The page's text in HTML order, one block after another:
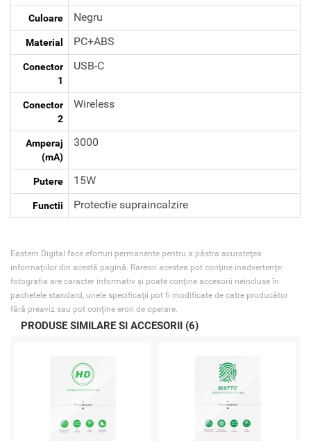
Culoare Negru
Material PC+ABS
Conector
1
USB-C
Conector
2
Wireless
Amperaj
(mA)
3000
Putere 15W
Functii Protectie supraincalzire
Eastern Digital face eforturi permanente pentru a păstra acurateţea
informaţiilor din acestă pagină. Rareori acestea pot conţine inadvertenţe:
fotografia are caracter informativ şi poate conţine accesorii neincluse în
pachetele standard, unele specificaţii pot fi modificate de catre producător
fără preaviz sau pot conţine erori de operare.
PRODUSE SIMILARE SI ACCESORII (6)